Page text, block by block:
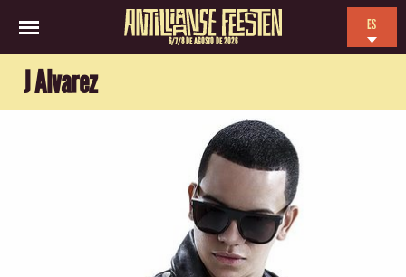
6/7/8 DE AGOSTO DE 2026
ES
J Alvarez